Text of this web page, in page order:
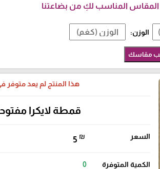
المقاس المناسب لكِ من بضاعتنا
الوزن:
مقاسك
هذا المنتج لم يعد متوفر
قمطة لايكرا مفتوحة
السعر 5 ₪
الكمية المتوفرة 0